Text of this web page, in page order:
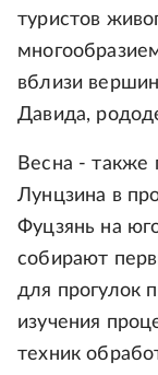
туристов
вблизи
Давида,
Весна - также
Лунцзина в
Фуцзянь на
собирают
для прогулок
изучения
техник